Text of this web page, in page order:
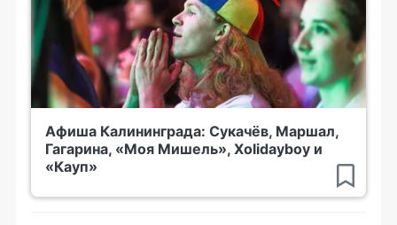
Афиша Калининграда: Сукачёв, Маршал,
Гагарина, «Моя Мишель», Xolidayboy и
«Кауп»